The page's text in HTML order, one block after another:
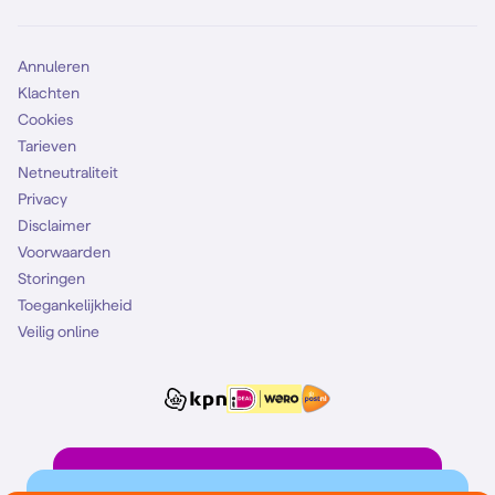
Annuleren
Klachten
Cookies
Tarieven
Netneutraliteit
Privacy
Disclaimer
Voorwaarden
Storingen
Toegankelijkheid
Veilig online